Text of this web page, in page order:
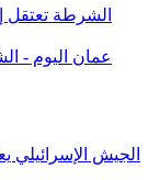
الشرطة تعتقل
الجيش